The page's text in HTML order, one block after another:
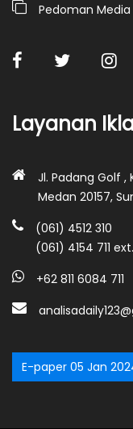
Pedoman Media
Layanan
Jl. Padang Golf ,
Medan 20157,
(061) 4512 310
(061) 4154 711
+62 811 6084 711
E-paper 05 Jan